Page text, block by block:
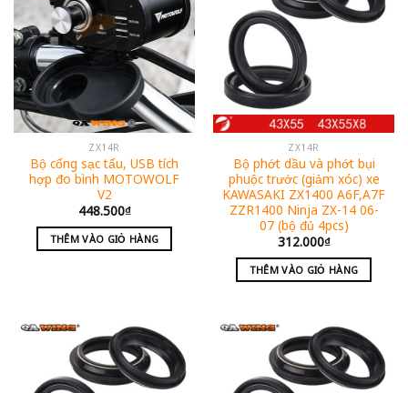
ZX14R
Bộ cổng sạc tẩu, USB tích
hợp đo bình MOTOWOLF
V2
448.500₫
THÊM VÀO GIỎ HÀNG
ZX14R
Bộ phớt dầu và phớt bụi
phuộc trước (giảm xóc) xe
KAWASAKI ZX1400 A6F,A7F
ZZR1400 Ninja ZX-14 06-
07 (bộ đủ 4pcs)
312.000₫
THÊM VÀO GIỎ HÀNG